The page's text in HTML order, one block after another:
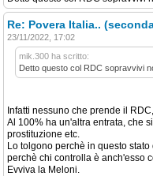
Re: Povera Italia..
23/11/2022, 17:02
mik.300 ha scritto:
Detto questo col RDC sopravvivi
Infatti nessuno che prende il
Al 100% ha un'altra entrata, che
prostituzione etc.
Lo tolgono perchè in questo
perchè chi controlla è anch'esso
Evviva la Meloni.